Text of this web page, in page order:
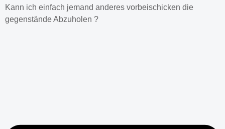
Kann ich einfach jemand anderes vorbeischicken die
gegenstände Abzuholen ?